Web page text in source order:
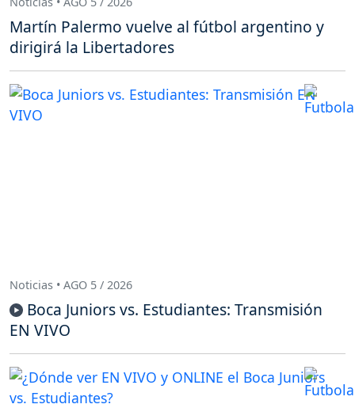
Martín Palermo vuelve al fútbol argentino y
dirigirá la Libertadores
Noticias • AGO 5 / 2026
Boca Juniors vs. Estudiantes: Transmisión
EN VIVO